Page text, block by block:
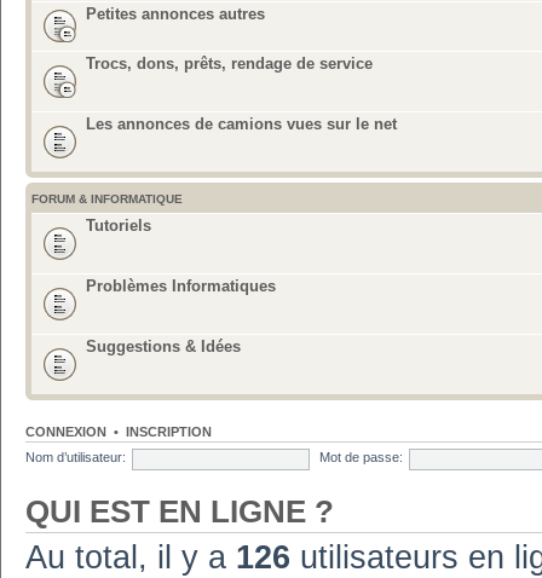
Petites annonces autres
Trocs, dons, prêts, rendage de service
Les annonces de camions vues sur le net
FORUM & INFORMATIQUE
Tutoriels
Problèmes Informatiques
Suggestions & Idées
CONNEXION • INSCRIPTION
Nom d’utilisateur:
Mot de passe:
QUI EST EN LIGNE ?
Au total, il y a 126 utilisateurs en